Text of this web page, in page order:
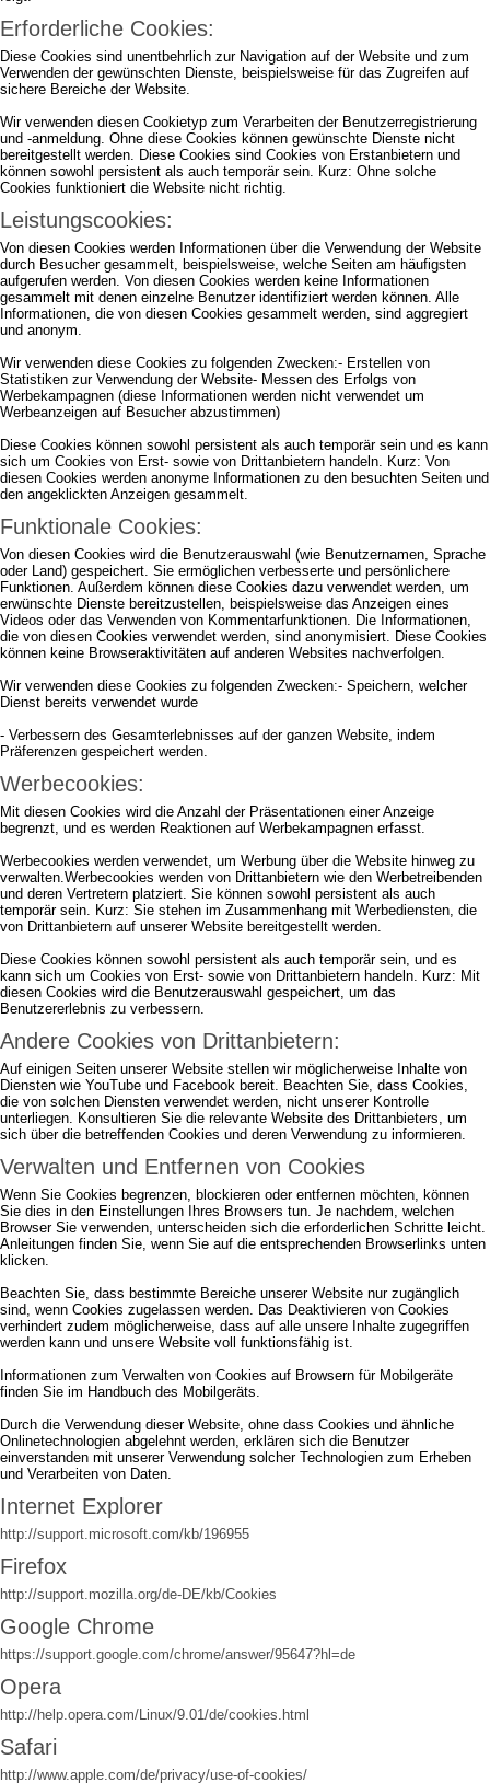
Erforderliche Cookies:
Diese Cookies sind unentbehrlich zur Navigation auf der Website und zum
Verwenden der gewünschten Dienste, beispielsweise für das Zugreifen auf
sichere Bereiche der Website.
Wir verwenden diesen Cookietyp zum Verarbeiten der Benutzerregistrierung
und -anmeldung. Ohne diese Cookies können gewünschte Dienste nicht
bereitgestellt werden. Diese Cookies sind Cookies von Erstanbietern und
können sowohl persistent als auch temporär sein. Kurz: Ohne solche
Cookies funktioniert die Website nicht richtig.
Leistungscookies:
Von diesen Cookies werden Informationen über die Verwendung der Website
durch Besucher gesammelt, beispielsweise, welche Seiten am häufigsten
aufgerufen werden. Von diesen Cookies werden keine Informationen
gesammelt mit denen einzelne Benutzer identifiziert werden können. Alle
Informationen, die von diesen Cookies gesammelt werden, sind aggregiert
und anonym.
Wir verwenden diese Cookies zu folgenden Zwecken:- Erstellen von
Statistiken zur Verwendung der Website- Messen des Erfolgs von
Werbekampagnen (diese Informationen werden nicht verwendet um
Werbeanzeigen auf Besucher abzustimmen)
Diese Cookies können sowohl persistent als auch temporär sein und es kann
sich um Cookies von Erst- sowie von Drittanbietern handeln. Kurz: Von
diesen Cookies werden anonyme Informationen zu den besuchten Seiten und
den angeklickten Anzeigen gesammelt.
Funktionale Cookies:
Von diesen Cookies wird die Benutzerauswahl (wie Benutzernamen, Sprache
oder Land) gespeichert. Sie ermöglichen verbesserte und persönlichere
Funktionen. Außerdem können diese Cookies dazu verwendet werden, um
erwünschte Dienste bereitzustellen, beispielsweise das Anzeigen eines
Videos oder das Verwenden von Kommentarfunktionen. Die Informationen,
die von diesen Cookies verwendet werden, sind anonymisiert. Diese Cookies
können keine Browseraktivitäten auf anderen Websites nachverfolgen.
Wir verwenden diese Cookies zu folgenden Zwecken:- Speichern, welcher
Dienst bereits verwendet wurde
- Verbessern des Gesamterlebnisses auf der ganzen Website, indem
Präferenzen gespeichert werden.
Werbecookies:
Mit diesen Cookies wird die Anzahl der Präsentationen einer Anzeige
begrenzt, und es werden Reaktionen auf Werbekampagnen erfasst.
Werbecookies werden verwendet, um Werbung über die Website hinweg zu
verwalten.Werbecookies werden von Drittanbietern wie den Werbetreibenden
und deren Vertretern platziert. Sie können sowohl persistent als auch
temporär sein. Kurz: Sie stehen im Zusammenhang mit Werbediensten, die
von Drittanbietern auf unserer Website bereitgestellt werden.
Diese Cookies können sowohl persistent als auch temporär sein, und es
kann sich um Cookies von Erst- sowie von Drittanbietern handeln. Kurz: Mit
diesen Cookies wird die Benutzerauswahl gespeichert, um das
Benutzererlebnis zu verbessern.
Andere Cookies von Drittanbietern:
Auf einigen Seiten unserer Website stellen wir möglicherweise Inhalte von
Diensten wie YouTube und Facebook bereit. Beachten Sie, dass Cookies,
die von solchen Diensten verwendet werden, nicht unserer Kontrolle
unterliegen. Konsultieren Sie die relevante Website des Drittanbieters, um
sich über die betreffenden Cookies und deren Verwendung zu informieren.
Verwalten und Entfernen von Cookies
Wenn Sie Cookies begrenzen, blockieren oder entfernen möchten, können
Sie dies in den Einstellungen Ihres Browsers tun. Je nachdem, welchen
Browser Sie verwenden, unterscheiden sich die erforderlichen Schritte leicht.
Anleitungen finden Sie, wenn Sie auf die entsprechenden Browserlinks unten
klicken.
Beachten Sie, dass bestimmte Bereiche unserer Website nur zugänglich
sind, wenn Cookies zugelassen werden. Das Deaktivieren von Cookies
verhindert zudem möglicherweise, dass auf alle unsere Inhalte zugegriffen
werden kann und unsere Website voll funktionsfähig ist.
Informationen zum Verwalten von Cookies auf Browsern für Mobilgeräte
finden Sie im Handbuch des Mobilgeräts.
Durch die Verwendung dieser Website, ohne dass Cookies und ähnliche
Onlinetechnologien abgelehnt werden, erklären sich die Benutzer
einverstanden mit unserer Verwendung solcher Technologien zum Erheben
und Verarbeiten von Daten.
Internet Explorer
http://support.microsoft.com/kb/196955
Firefox
http://support.mozilla.org/de-DE/kb/Cookies
Google Chrome
https://support.google.com/chrome/answer/95647?hl=de
Opera
http://help.opera.com/Linux/9.01/de/cookies.html
Safari
http://www.apple.com/de/privacy/use-of-cookies/